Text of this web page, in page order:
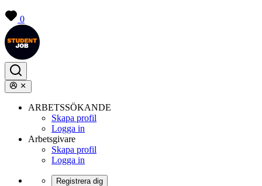
0
ARBETSSÖKANDE
Skapa profil
Logga in
Arbetsgivare
Skapa profil
Logga in
Registrera dig